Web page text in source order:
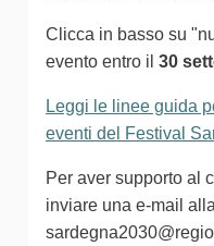
Clicca in basso su
evento entro il 30
Leggi le linee guida
eventi del Festival
Per aver supporto al
inviare una e-mail